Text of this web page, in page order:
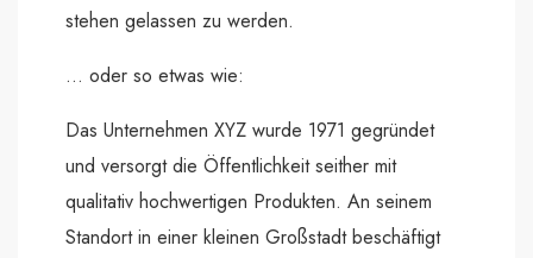
stehen gelassen zu werden.
… oder so etwas wie:
Das Unternehmen XYZ wurde 1971 gegründet
und versorgt die Öffentlichkeit seither mit
qualitativ hochwertigen Produkten. An seinem
Standort in einer kleinen Großstadt beschäftigt